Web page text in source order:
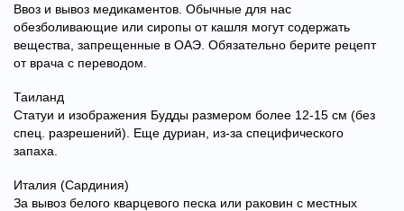
Ввоз и вывоз медикаментов. Обычные для нас
обезболивающие или сиропы от кашля могут содержать
вещества, запрещенные в ОАЭ. Обязательно берите рецепт
от врача с переводом.
Таиланд
Статуи и изображения Будды размером более 12-15 см (без
спец. разрешений). Еще дуриан, из-за специфического
запаха.
Италия (Сардиния)
За вывоз белого кварцевого песка или раковин с местных